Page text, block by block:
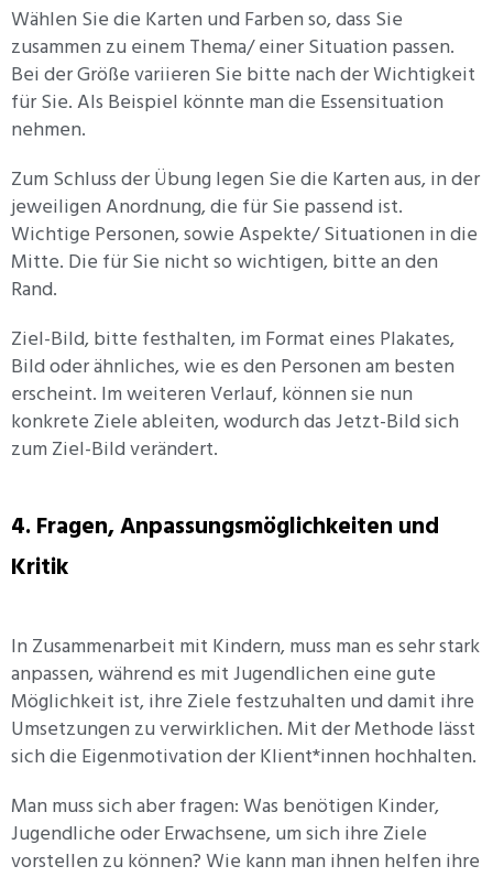
Wählen Sie die Karten und Farben so, dass Sie
zusammen zu einem Thema/ einer Situation passen.
Bei der Größe variieren Sie bitte nach der Wichtigkeit
für Sie. Als Beispiel könnte man die Essensituation
nehmen.
Zum Schluss der Übung legen Sie die Karten aus, in der
jeweiligen Anordnung, die für Sie passend ist.
Wichtige Personen, sowie Aspekte/ Situationen in die
Mitte. Die für Sie nicht so wichtigen, bitte an den
Rand.
Ziel-Bild, bitte festhalten, im Format eines Plakates,
Bild oder ähnliches, wie es den Personen am besten
erscheint. Im weiteren Verlauf, können sie nun
konkrete Ziele ableiten, wodurch das Jetzt-Bild sich
zum Ziel-Bild verändert.
4. Fragen, Anpassungsmöglichkeiten und
Kritik
In Zusammenarbeit mit Kindern, muss man es sehr stark
anpassen, während es mit Jugendlichen eine gute
Möglichkeit ist, ihre Ziele festzuhalten und damit ihre
Umsetzungen zu verwirklichen. Mit der Methode lässt
sich die Eigenmotivation der Klient*innen hochhalten.
Man muss sich aber fragen: Was benötigen Kinder,
Jugendliche oder Erwachsene, um sich ihre Ziele
vorstellen zu können? Wie kann man ihnen helfen ihre